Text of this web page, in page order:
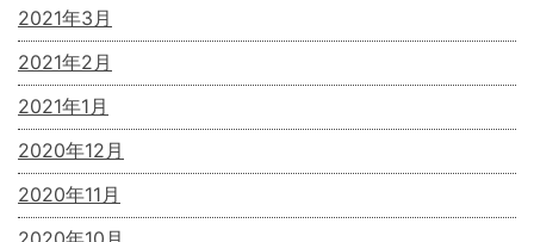
2021年3月
2021年2月
2021年1月
2020年12月
2020年11月